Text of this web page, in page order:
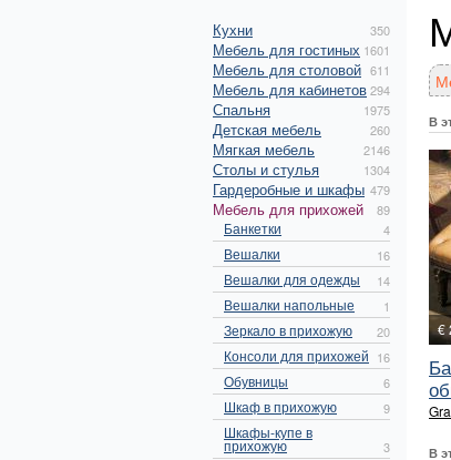
Кухни 350
Мебель для гостиных 1601
Мебель для столовой 611
Мебель для кабинетов294
Спальня 1975
Детская мебель 260
Мягкая мебель 2146
Столы и стулья 1304
Гардеробные и шкафы 479
Мебель для прихожей 89
Банкетки 4
Вешалки 16
Вешалки для одежды 14
Вешалки напольные 1
Зеркало в прихожую 20
Консоли для прихожей 16
Обувницы 6
Шкаф в прихожую 9
Шкафы-купе в
прихожую 3
В
€
В